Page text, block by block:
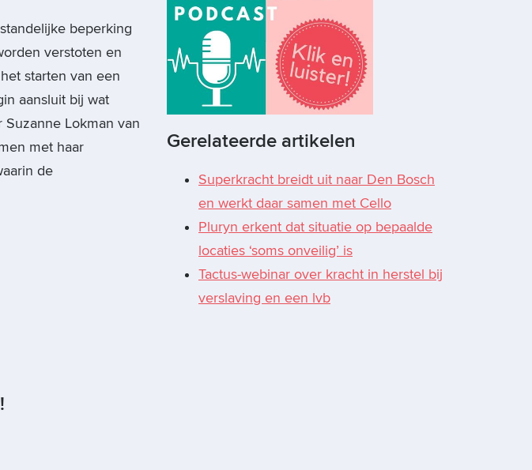
beperking
verstoten en
starten van een
aansluit bij wat
Lokman van
met haar
de
Gerelateerde artikelen
Superkracht breidt uit naar Den Bosch
en werkt daar samen met Cello
Pluryn erkent dat situatie op bepaalde
locaties ‘soms onveilig’ is
Tactus-webinar over kracht in herstel bij
verslaving en een lvb